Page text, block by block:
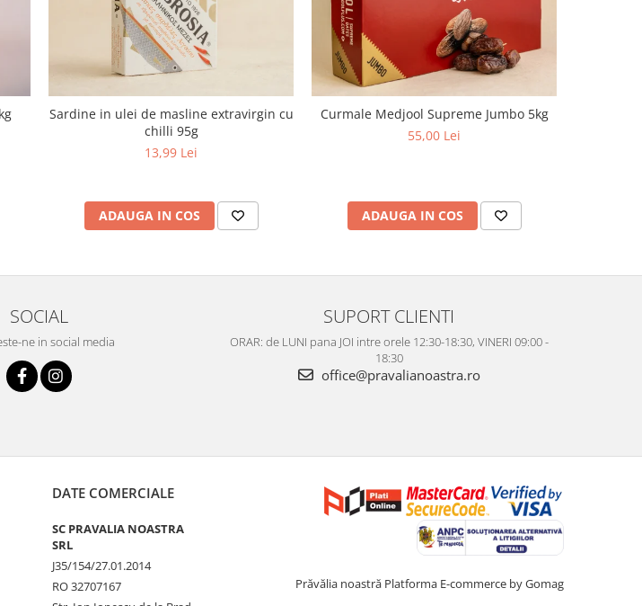
Sardine in ulei de masline extravirgin cu
chilli 95g
13,99 Lei
ADAUGA IN COS
Curmale Medjool Supreme Jumbo 5kg
55,00 Lei
ADAUGA IN COS
SOCIAL
ne in social media
SUPORT CLIENTI
ORAR: de LUNI pana JOI intre orele 12:30-18:30, VINERI 09:00 -
18:30
office@pravalianoastra.ro
DATE COMERCIALE
SC PRAVALIA NOASTRA
SRL
J35/154/27.01.2014
RO 32707167
Prăvălia noastră Platforma E-commerce by Gomag